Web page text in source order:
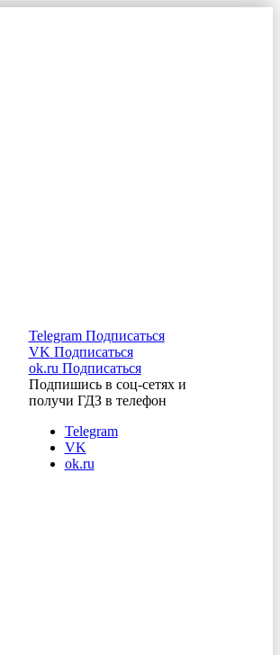
Telegram Подписаться
VK Подписаться
ok.ru Подписаться
Подпишись в соц-сетях и
получи ГДЗ в телефон
Telegram
VK
ok.ru